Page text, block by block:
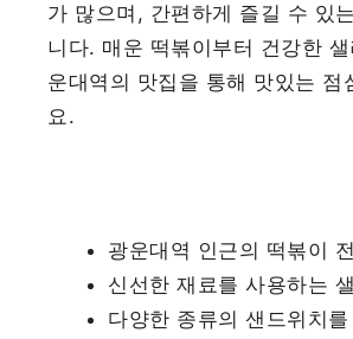
가 많으며, 간편하게 즐길 수 있
니다. 매운 떡볶이부터 건강한
운대역의 맛집을 통해 맛있는 점
요.
광운대역 인근의 떡볶이
신선한 재료를 사용하는
다양한 종류의 샌드위치